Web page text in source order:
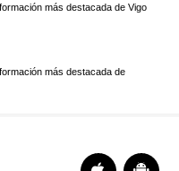
más destacada de Vigo
más destacada de